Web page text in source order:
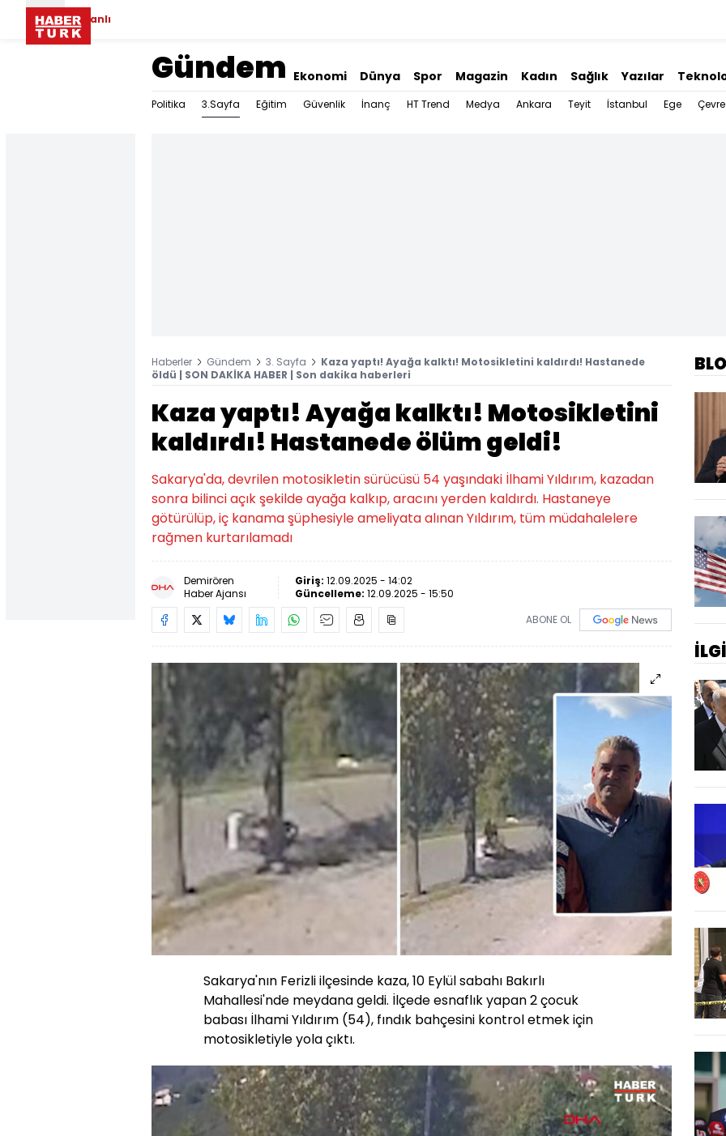
Canlı
Gündem Ekonomi Dünya Spor Magazin Kadın Sağlık Yazılar
Politika 3.Sayfa Eğitim Güvenlik İnanç HT Trend Medya Ankara Teyit İstanbul Ege Çevre
Haberler Gündem 3. Sayfa
Kaza yaptı! Ayağa kalktı! Motosikletini kaldırdı! Hastanede
öldü | SON DAKİKA HABER | Son dakika haberleri
Kaza yaptı! Ayağa kalktı! Motosikletini
kaldırdı! Hastanede ölüm geldi!
Sakarya'da, devrilen motosikletin sürücüsü 54 yaşındaki İlhami Yıldırım, kazadan
sonra bilinci açık şekilde ayağa kalkıp, aracını yerden kaldırdı. Hastaneye
götürülüp, iç kanama şüphesiyle ameliyata alınan Yıldırım, tüm müdahalelere
rağmen kurtarılamadı
Demirören
Haber Ajansı
Giriş: 12.09.2025 - 14:02
Güncelleme: 12.09.2025 - 15:50
ABONE OL
Sakarya'nın Ferizli ilçesinde kaza, 10 Eylül sabahı Bakırlı
Mahallesi'nde meydana geldi. İlçede esnaflık yapan 2 çocuk
babası İlhami Yıldırım (54), fındık bahçesini kontrol etmek için
motosikletiyle yola çıktı.